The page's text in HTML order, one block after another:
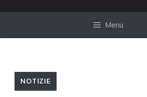
Menu
NOTIZIE